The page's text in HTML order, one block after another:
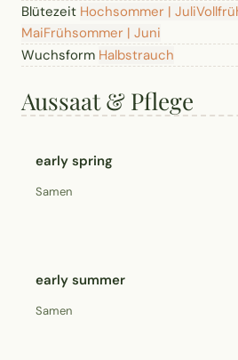
Blütezeit Hochsommer | Juli
MaiFrühsommer | Juni
Wuchsform Halbstrauch
Aussaat & Pflege
early spring
Samen
early summer
Samen